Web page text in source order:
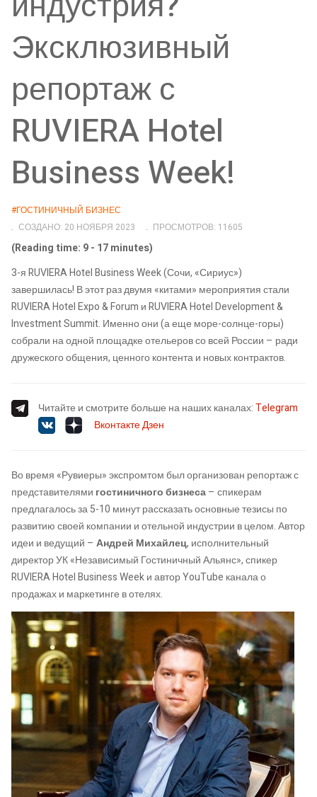
Эксклюзивный
репортаж с
RUVIERA Hotel
Business Week!
#ГОСТИНИЧНЫЙ БИЗНЕС
СОЗДАНО: 20 НОЯБРЯ 2023
ПРОСМОТРОВ: 11605
(Reading time: 9 - 17 minutes)
3-я RUVIERA Hotel Business Week (Сочи, «Сириус»)
завершилась! В этот раз двумя «китами» мероприятия стали
RUVIERA Hotel Expo & Forum и RUVIERA Hotel Development &
Investment Summit. Именно они (а еще море-солнце-горы)
собрали на одной площадке отельеров со всей России – ради
дружеского общения, ценного контента и новых контрактов.
Читайте и смотрите больше на наших каналах:Telegram
ВконтактеДзен
Во время «Рувиеры» экспромтом был организован репортаж с
представителями гостиничного бизнеса– спикерам
предлагалось за 5-10 минут рассказать основные тезисы по
развитию своей компании и отельной индустрии в целом. Автор
идеи и ведущий – Андрей Михайлец, исполнительный
директор УК «Независимый Гостиничный Альянс», спикер
RUVIERA Hotel Business Week и автор YouTube канала о
продажах и маркетинге в отелях.